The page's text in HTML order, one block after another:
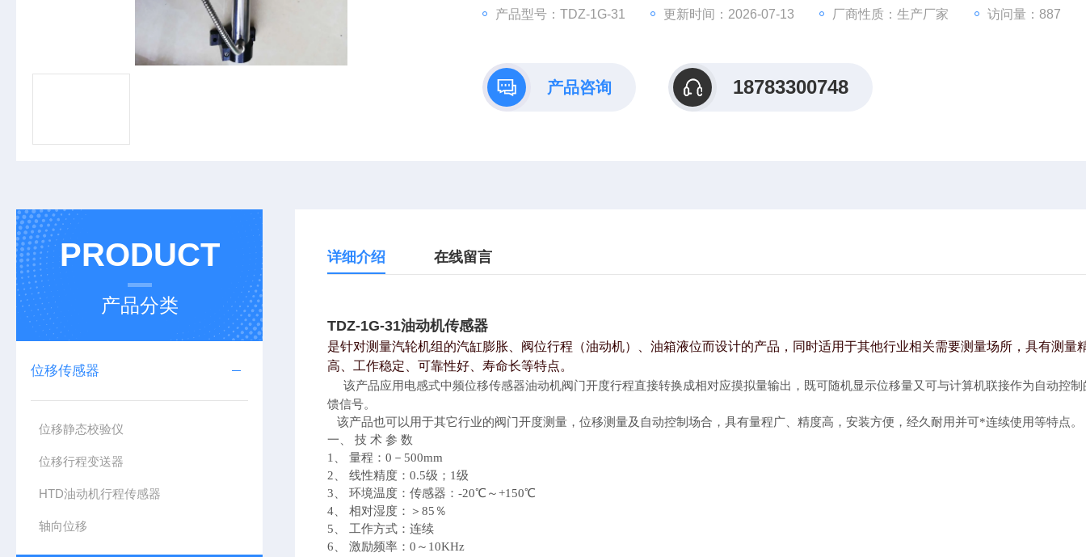
产品型号：TDZ-1G-31 更新时间：2026-07-13 厂商性质：生产厂家 访问量：887
产品咨询 18783300748
PRODUCT
产品分类
位移传感器
位移静态校验仪
位移行程变送器
HTD油动机行程传感器
轴向位移
详细介绍 在线留言
TDZ-1G-31油动机传感器
是针对测量汽轮机组的汽缸膨胀、阀位行程（油动机）、油箱液位而设计的产品，同时适用于其他行业相关需要测量场所，具有测量
高、工作稳定、可靠性好、寿命长等特点。
该产品应用电感式中频位移传感器油动机阀门开度行程直接转换成相对应摸拟量输出，既可随机显示位移量又可与计算机联接作为自动控制
馈信号。
该产品也可以用于其它行业的阀门开度测量，位移测量及自动控制场合，具有量程广、精度高，安装方便，经久耐用并可*连续使用等特点。
一、 技 术 参 数
1、 量程：0－500mm
2、 线性精度：0.5级；1级
3、 环境温度：传感器：-20℃～+150℃
4、 相对湿度：＞85％
5、 工作方式：连续
6、 激励频率：0～10KHz